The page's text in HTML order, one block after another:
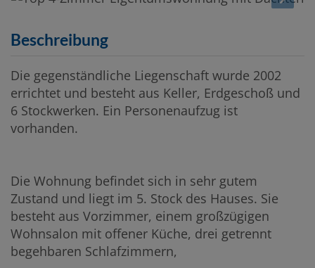
Beschreibung
Die gegenständliche Liegenschaft wurde 2002
errichtet und besteht aus Keller, Erdgeschoß und
6 Stockwerken. Ein Personenaufzug ist
vorhanden.
Die Wohnung befindet sich in sehr gutem
Zustand und liegt im 5. Stock des Hauses. Sie
besteht aus Vorzimmer, einem großzügigen
Wohnsalon mit offener Küche, drei getrennt
begehbaren Schlafzimmern,